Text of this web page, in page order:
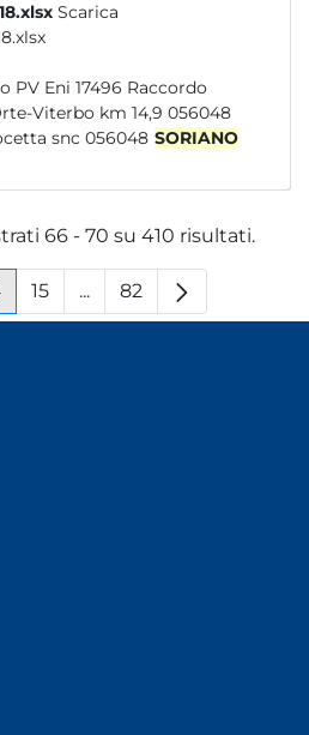
Scarica
Viterbo km 14,9 056048
snc 056048 SORIANO
66 - 70 su 410 risultati.
Pagina
15 ...Pagine intermedie
Pagina
82